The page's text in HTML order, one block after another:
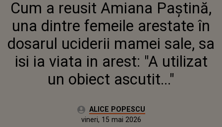
ÎN DOSARUL UCIDERII MAMEI
SALE, SA ISI IA VIATA IN AREST: "A
UTILIZAT UN OBIECT ASCUTIT..."
Cum a reusit Amiana Paștină,
una dintre femeile arestate în
dosarul uciderii mamei sale, sa
isi ia viata in arest: "A utilizat
un obiect ascutit..."
Autor:ALICE POPESCU
Actualizat:
vineri, 15 mai 2026